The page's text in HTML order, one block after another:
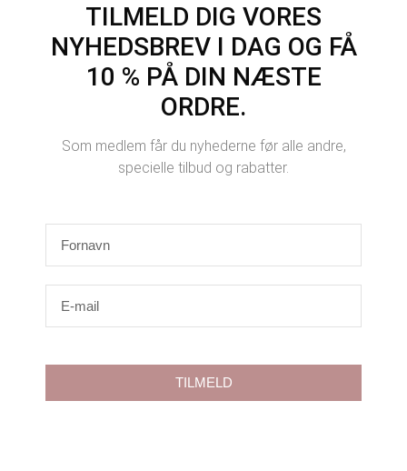
TILMELD DIG VORES
NYHEDSBREV I DAG OG FÅ
10 % PÅ DIN NÆSTE
ORDRE.
Som medlem får du nyhederne før alle andre,
specielle tilbud og rabatter.
TILMELD